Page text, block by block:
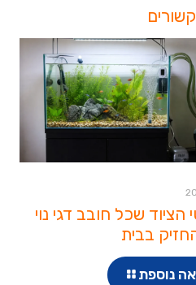
הציוד שכל חובב דגי נוי
בבית
נוספת